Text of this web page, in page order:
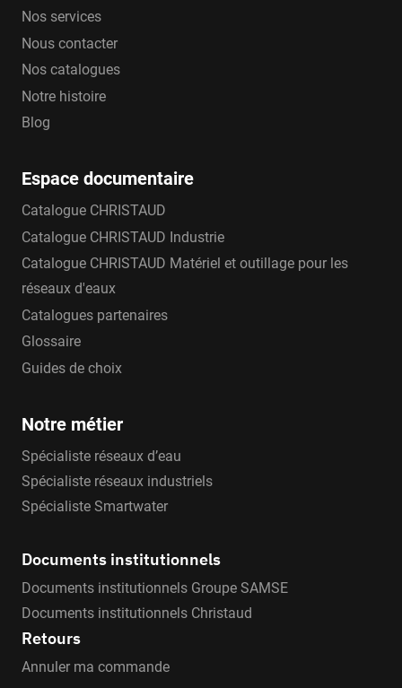
Nos services
Nous contacter
Nos catalogues
Notre histoire
Blog
Espace documentaire
Catalogue CHRISTAUD
Catalogue CHRISTAUD Industrie
Catalogue CHRISTAUD Matériel et outillage pour les
réseaux d'eaux
Catalogues partenaires
Glossaire
Guides de choix
Notre métier
Spécialiste réseaux d’eau
Spécialiste réseaux industriels
Spécialiste Smartwater
Documents institutionnels
Documents institutionnels Groupe SAMSE
Documents institutionnels Christaud
Retours
Annuler ma commande